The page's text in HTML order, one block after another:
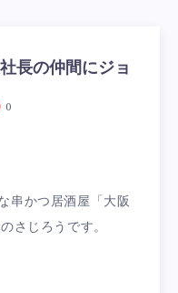
長の仲間にジョ
0
串かつ居酒屋「大阪
さじろうです。